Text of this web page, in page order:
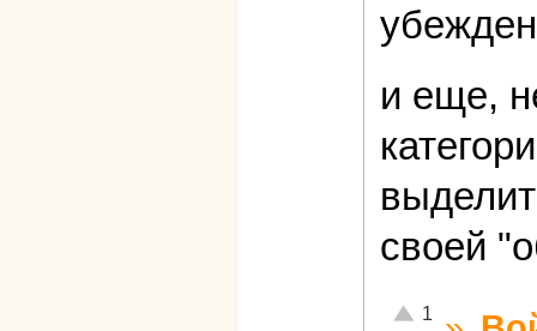
и еще,
своей
Отлично!
1